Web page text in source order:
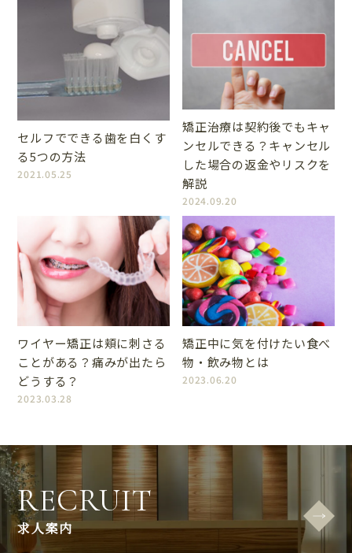
セルフでできる歯を白くす
る5つの方法
2021.05.25
矯正治療は契約後でもキャ
ンセルできる？キャンセル
した場合の返金やリスクを
解説
2024.09.20
ワイヤー矯正は頬に刺さる
ことがある？痛みが出たら
どうする？
2023.03.28
矯正中に気を付けたい食べ
物・飲み物とは
2023.06.20
RECRUIT
求人案内